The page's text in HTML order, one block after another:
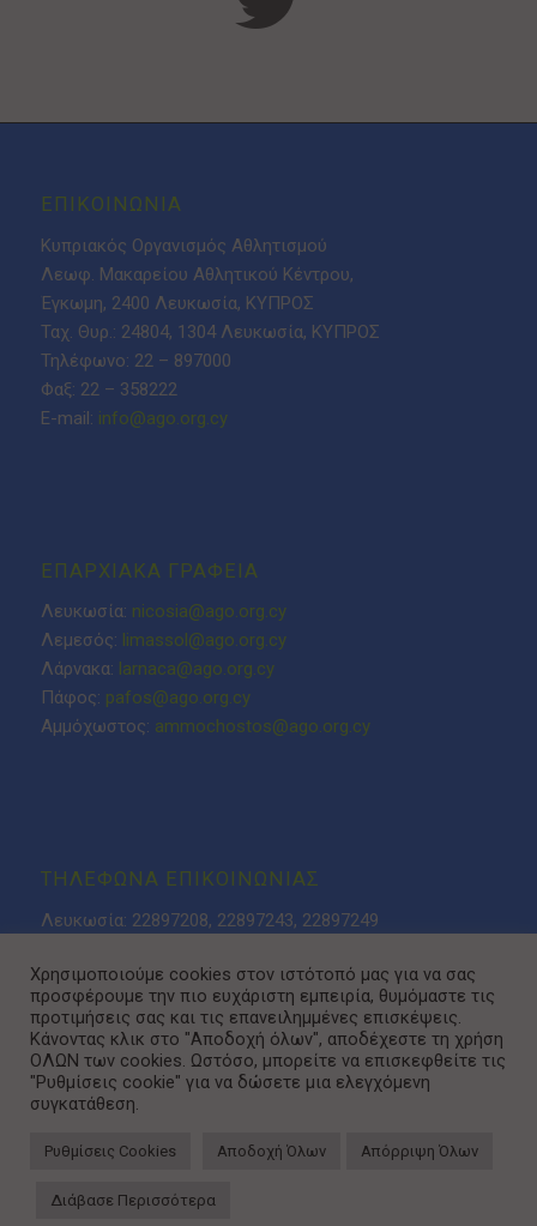
ΕΠΙΚΟΙΝΩΝΙΑ
Κυπριακός Οργανισμός Αθλητισμού
Λεωφ. Μακαρείου Αθλητικού Κέντρου,
Έγκωμη, 2400 Λευκωσία, ΚΥΠΡΟΣ
Ταχ. Θυρ.: 24804, 1304 Λευκωσία, ΚΥΠΡΟΣ
Τηλέφωνο: 22 – 897000
Φαξ: 22 – 358222
E-mail: info@ago.org.cy
ΕΠΑΡΧΙΑΚΑ ΓΡΑΦΕΙΑ
Λευκωσία: nicosia@ago.org.cy
Λεμεσός: limassol@ago.org.cy
Λάρνακα: larnaca@ago.org.cy
Πάφος: pafos@ago.org.cy
Αμμόχωστος: ammochostos@ago.org.cy
ΤΗΛΕΦΩΝΑ ΕΠΙΚΟΙΝΩΝΙΑΣ
Λευκωσία: 22897208, 22897243, 22897249
Λεμεσός: 25318808, 25315085
Πάφος 26936937
Αμμόχωστος: 23740653
Πολιτική Προστασίας Απορρήτου
Χρησιμοποιούμε cookies στον ιστότοπό μας για να σας
προσφέρουμε την πιο ευχάριστη εμπειρία, θυμόμαστε τις
προτιμήσεις σας και τις επανειλημμένες επισκέψεις.
Κάνοντας κλικ στο "Αποδοχή όλων", αποδέχεστε τη χρήση
ΟΛΩΝ των cookies. Ωστόσο, μπορείτε να επισκεφθείτε τις
"Ρυθμίσεις cookie" για να δώσετε μια ελεγχόμενη
συγκατάθεση.
Ρυθμίσεις Cookies Αποδοχή Όλων Απόρριψη Όλων
Διάβασε Περισσότερα